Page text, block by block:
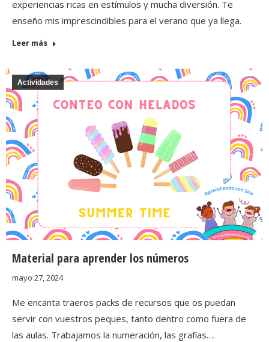
experiencias ricas en estímulos y mucha diversión. Te
enseño mis imprescindibles para el verano que ya llega.
Leer más
Actividades
Material para aprender los números
mayo 27, 2024
Me encanta traeros packs de recursos que os puedan
servir con vuestros peques, tanto dentro como fuera de
las aulas. Trabajamos la numeración, las grafías….